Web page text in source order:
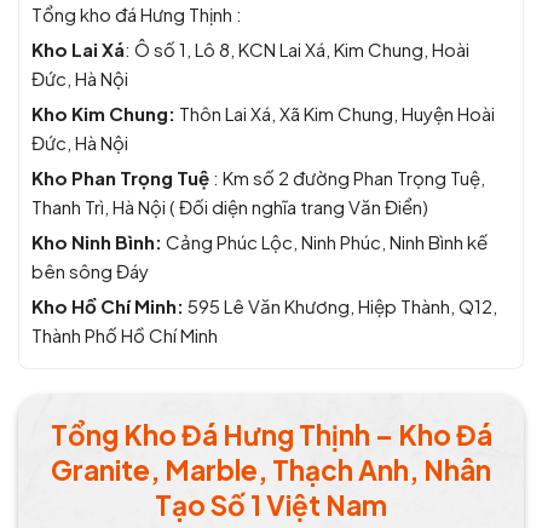
Tổng kho đá Hưng Thịnh :
Kho Lai Xá: Ô số 1, Lô 8, KCN Lai Xá, Kim Chung, Hoài
Đức, Hà Nội
Kho Kim Chung: Thôn Lai Xá, Xã Kim Chung, Huyện Hoài
Đức, Hà Nội
Kho Phan Trọng Tuệ : Km số 2 đường Phan Trọng Tuệ,
Thanh Trì, Hà Nội ( Đối diện nghĩa trang Văn Điển)
Kho Ninh Bình: Cảng Phúc Lộc, Ninh Phúc, Ninh Bình kế
bên sông Đáy
Kho Hồ Chí Minh: 595 Lê Văn Khương, Hiệp Thành, Q12,
Thành Phố Hồ Chí Minh
Tổng Kho Đá Hưng Thịnh – Kho Đá
Granite, Marble, Thạch Anh, Nhân
Tạo Số 1 Việt Nam